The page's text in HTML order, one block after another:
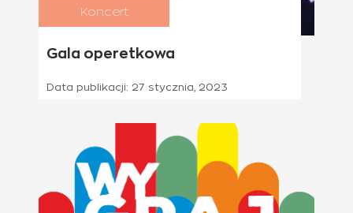
Koncert
Gala operetkowa
Data publikacji: 27 stycznia, 2023